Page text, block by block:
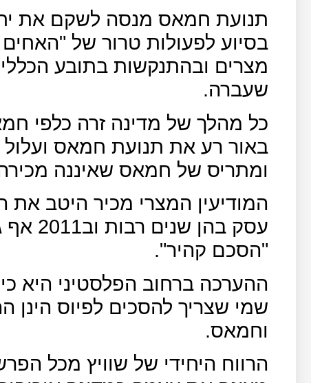
תנועת חמאס מנסה לשקם את
בסיוע לפעולות טרור של
מצרים ובהתנקשות בתובע
שעברה.
כל מהלך של מדינה זרה כלפי
באור רע את תנועת חמאס
ומתריס של חמאס שאיננה
המודיעין המצרי מכיר היטב
עסק
"הסכם קהיר".
ההערכה ברחוב הפלסטיני היא כי
שמי שצריך להסכים לפיוס הינן
וחמאס.
הרווח היחידי של שוויץ מכל